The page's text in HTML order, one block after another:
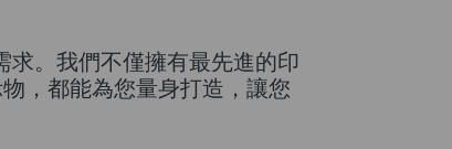
。我們不僅擁有最先進的印
，都能為您量身打造，讓您